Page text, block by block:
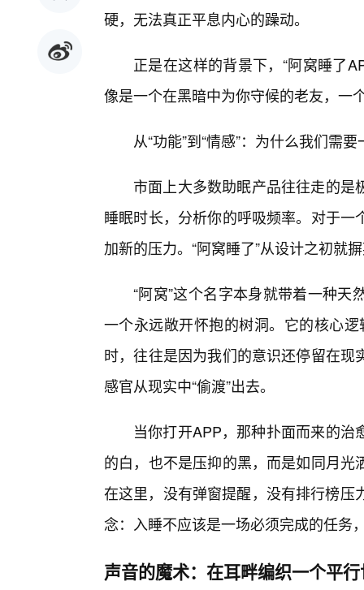
硬，无法真正平息内心的躁动。
正是在这样的背景下，“阿窝睡了
像是一个在黑暗中为你守候的老友，一
从“功能”到“情感”：为什么我们需要
市面上大多数助眠产品往往走的
睡眠时长，分析你的呼吸频率。对于
加新的压力。“阿窝睡了”从设计之初就
“阿窝”这个名字本身就带着一种
一个永远敞开怀抱的树洞。它的核心逻
时，往往是因为我们的意识还停留在
感官从现实中“偷渡”出去。
当你打开APP，那种扑面而来的
的白，也不是压抑的黑，而是如同月
在这里，没有弹窗提醒，没有排行榜
念：入睡不应该是一场必须完成的任务
声音的魔术：在耳畔编织一个平